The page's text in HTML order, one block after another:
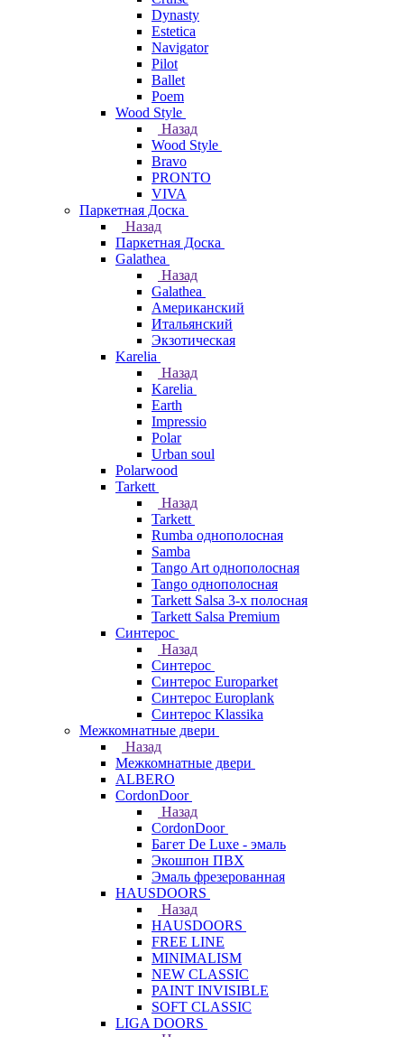
Dynasty
Estetica
Navigator
Pilot
Ballet
Poem
Wood Style
Назад
Wood Style
Bravo
PRONTO
VIVA
Паркетная Доска
Назад
Паркетная Доска
Galathea
Назад
Galathea
Американский
Итальянский
Экзотическая
Karelia
Назад
Karelia
Earth
Impressio
Polar
Urban soul
Polarwood
Tarkett
Назад
Tarkett
Rumba однополосная
Samba
Tango Art однополосная
Tango однополосная
Tarkett Salsa 3-х полосная
Tarkett Salsa Premium
Синтерос
Назад
Синтерос
Синтерос Europarket
Синтерос Europlank
Синтерос Klassika
Межкомнатные двери
Назад
Межкомнатные двери
ALBERO
CordonDoor
Назад
CordonDoor
Багет De Luxe - эмаль
Экошпон ПВХ
Эмаль фрезерованная
HAUSDOORS
Назад
HAUSDOORS
FREE LINE
MINIMALISM
NEW CLASSIC
PAINT INVISIBLE
SOFT CLASSIC
LIGA DOORS